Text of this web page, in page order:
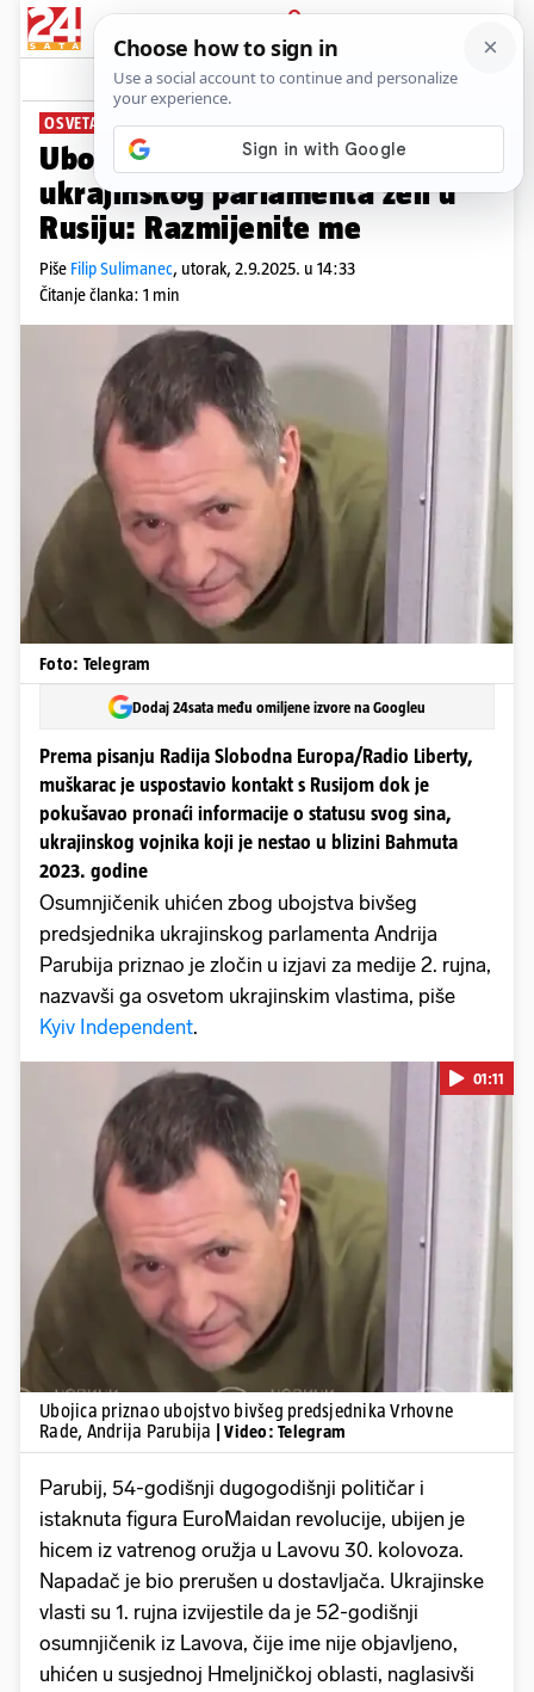
PRIJAVA
News Komentari
OSVETA UKRAJINI
Ubojica bivšeg predsjednika
ukrajinskog parlamenta želi u
Rusiju: Razmijenite me
Piše Filip Sulimanec, utorak, 2.9.2025. u 14:33
Čitanje članka: 1 min
Foto: Telegram
Dodaj 24sata među omiljene izvore na Googleu
Prema pisanju Radija Slobodna Europa/Radio Liberty,
muškarac je uspostavio kontakt s Rusijom dok je
pokušavao pronaći informacije o statusu svog sina,
ukrajinskog vojnika koji je nestao u blizini Bahmuta
2023. godine
Osumnjičenik uhićen zbog ubojstva bivšeg
predsjednika ukrajinskog parlamenta Andrija
Parubija priznao je zločin u izjavi za medije 2. rujna,
nazvavši ga osvetom ukrajinskim vlastima, piše
Kyiv Independent.
Pokretanje videa...
01:11
Ubojica priznao ubojstvo bivšeg predsjednika Vrhovne
Rade, Andrija Parubija
| Video: Telegram
Parubij, 54-godišnji dugogodišnji političar i
istaknuta figura EuroMaidan revolucije, ubijen je
hicem iz vatrenog oružja u Lavovu 30. kolovoza.
Napadač je bio prerušen u dostavljača. Ukrajinske
vlasti su 1. rujna izvijestile da je 52-godišnji
osumnjičenik iz Lavova, čije ime nije objavljeno,
uhićen u susjednoj Hmeljničkoj oblasti, naglasivši